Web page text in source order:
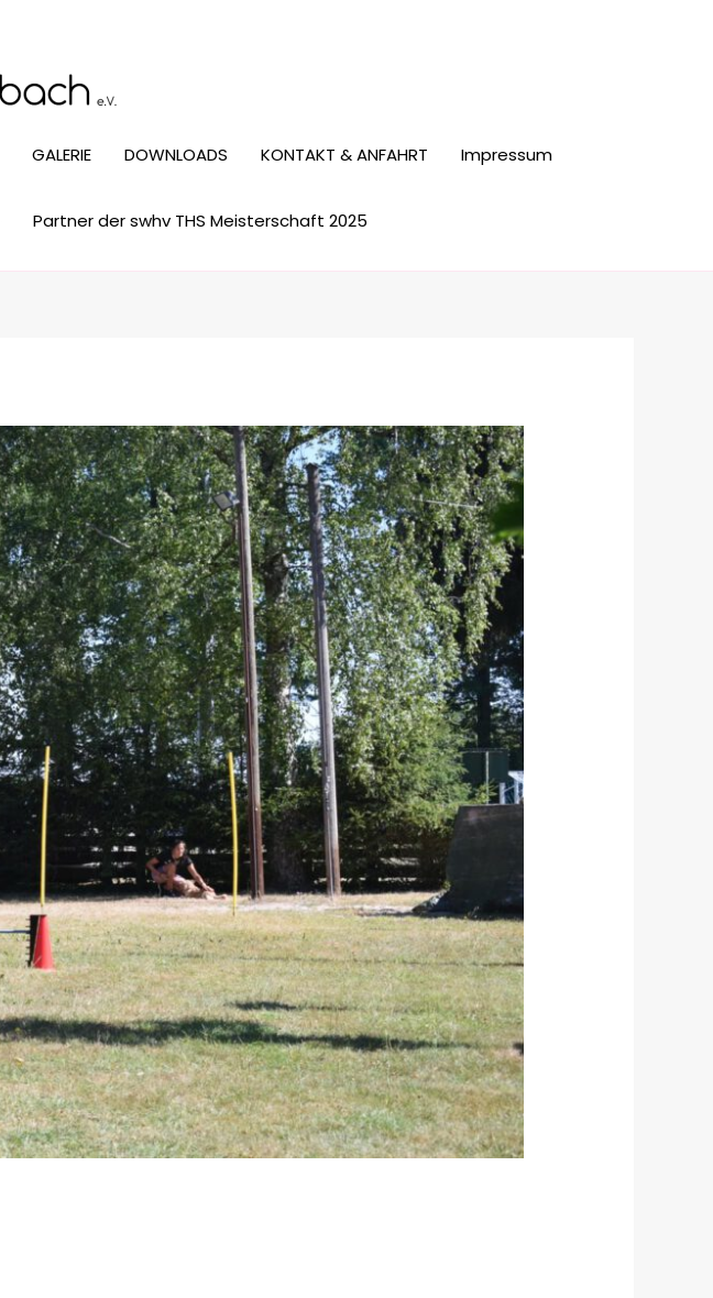
GALERIE DOWNLOADS KONTAKT & ANFAHRT Impressum
Partner der swhv THS Meisterschaft 2025